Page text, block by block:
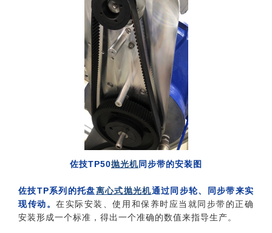
佐技TP50抛光机同步带的安装图
佐技TP系列的托盘离心式抛光机通过同步轮、同步带来实
现传动。在实际安装、使用和保养时应当就同步带的正确
安装形成一个标准，得出一个准确的数值来指导生产。